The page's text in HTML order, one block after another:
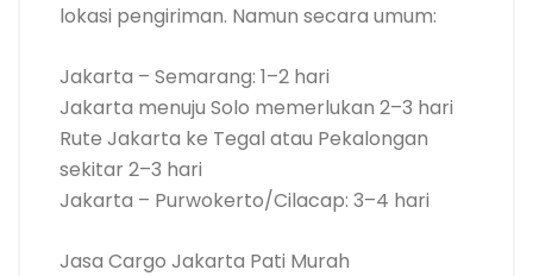
lokasi pengiriman. Namun secara umum:
Jakarta – Semarang: 1–2 hari
Jakarta menuju Solo memerlukan 2–3 hari
Rute Jakarta ke Tegal atau Pekalongan
sekitar 2–3 hari
Jakarta – Purwokerto/Cilacap: 3–4 hari
Jasa Cargo Jakarta Pati Murah